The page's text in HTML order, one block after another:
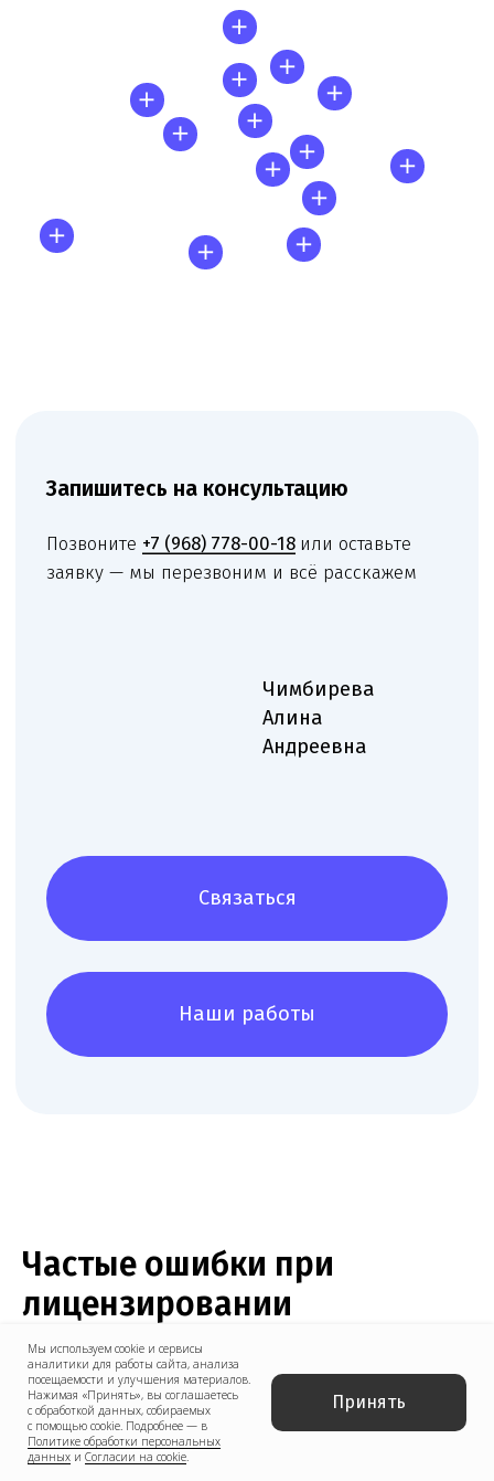
Частые ошибки при
лицензировании
зуботехнической
лаборатории
Получение лицензии — это сложный и многоэтапный
Мы используем cookie и сервисы
аналитики для работы сайта, анализа
посещаемости и улучшения материалов.
Нажимая «Принять», вы соглашаетесь
с обработкой данных, собираемых
с помощью cookie. Подробнее — в
Политике обработки персональных
данных и Согласии на cookie.
Принять